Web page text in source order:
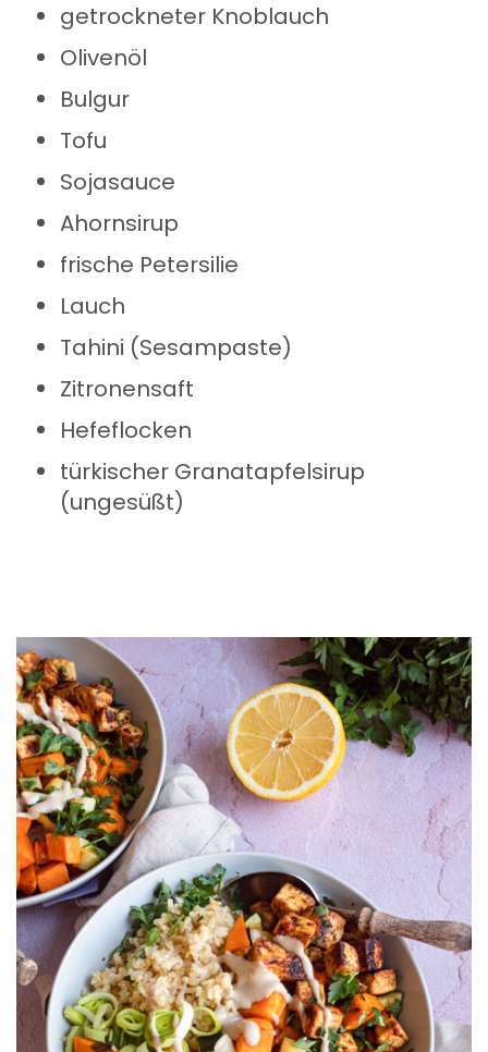
getrockneter Knoblauch
Olivenöl
Bulgur
Tofu
Sojasauce
Ahornsirup
frische Petersilie
Lauch
Tahini (Sesampaste)
Zitronensaft
Hefeflocken
türkischer Granatapfelsirup
(ungesüßt)